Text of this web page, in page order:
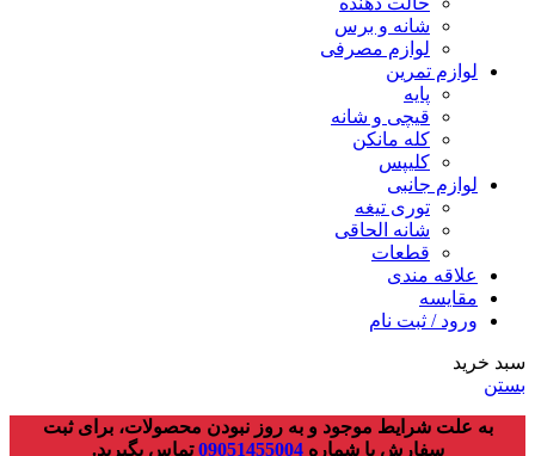
شانه و برس
لوازم مصرفی
لوازم تمرین
پایه
قیچی و شانه
کله مانکن
کلیپس
لوازم جانبی
توری تیغه
شانه الحاقی
قطعات
علاقه مندی
مقایسه
ورود / ثبت نام
سبد خرید
بستن
به علت شرایط موجود و به روز نبودن محصولات، برای ثبت
سفارش با شماره09051455004تماس بگیرید.